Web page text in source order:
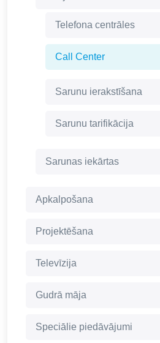
Telefona centrāles
Call Center
Sarunu ierakstīšana
Sarunu tarifikācija
Sarunas iekārtas
Apkalpošana
Projektēšana
Televīzija
Gudrā māja
Speciālie piedāvājumi